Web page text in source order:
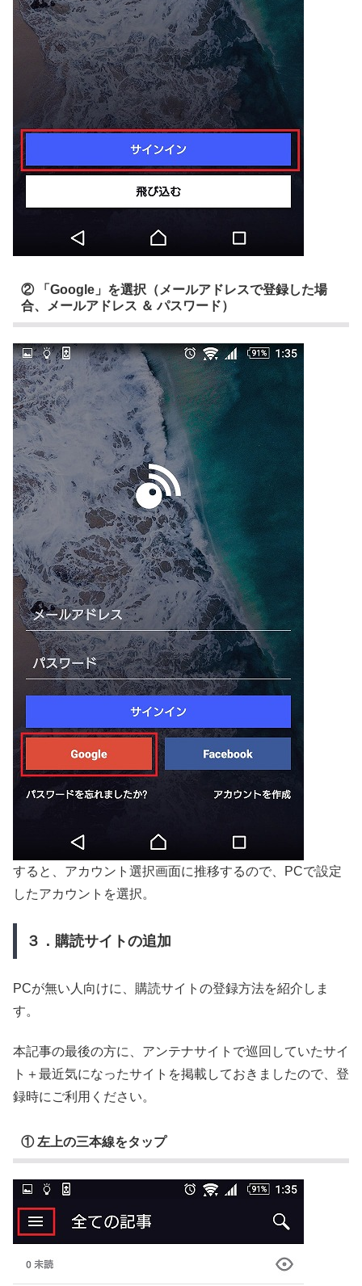
② 「Google」を選択（メールアドレスで登録した場
合、メールアドレス ＆ パスワード）
すると、アカウント選択画面に推移するので、PCで設定
したアカウントを選択。
３．購読サイトの追加
PCが無い人向けに、購読サイトの登録方法を紹介しま
す。
本記事の最後の方に、アンテナサイトで巡回していたサイ
ト＋最近気になったサイトを掲載しておきましたので、登
録時にご利用ください。
① 左上の三本線をタップ